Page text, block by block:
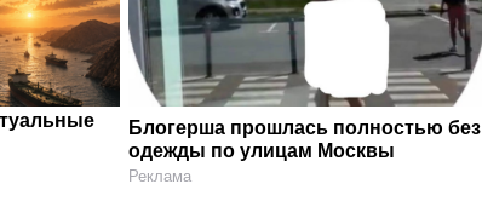
Блогерша прошлась полностью без
одежды по улицам Москвы
Реклама